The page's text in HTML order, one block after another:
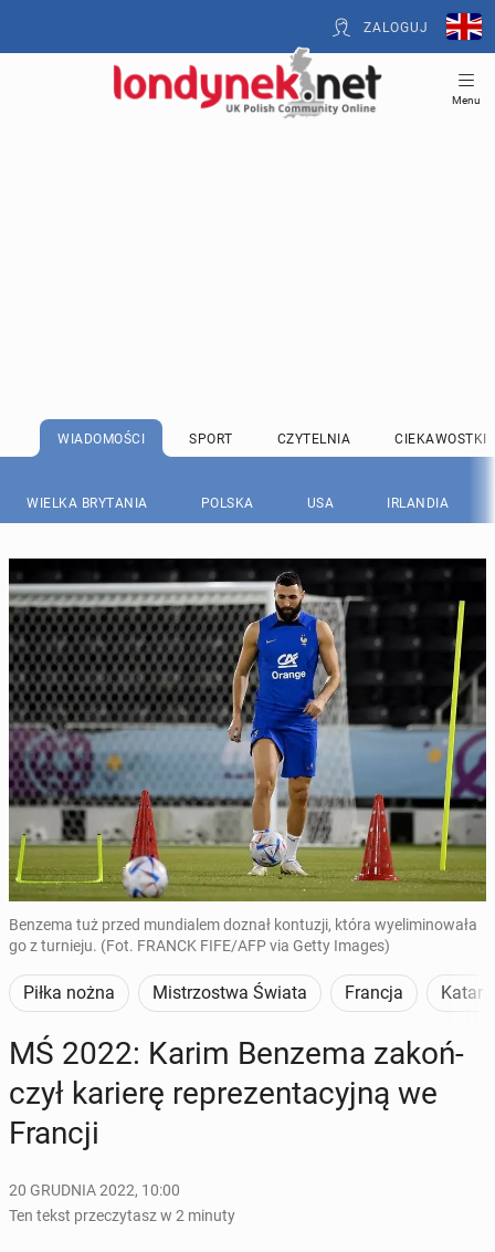
ZALOGUJ
Menu
WIADOMOŚCI SPORT CZYTELNIA CIEKAWOSTKI
WIELKA BRYTANIA POLSKA USA IRLANDIA
Benzema tuż przed mundialem doznał kontuzji, która wyeliminowała
go z turnieju. (Fot. FRANCK FIFE/AFP via Getty Images)
Piłka nożna Mistrzostwa Świata Francja Katar
MŚ 2022: Karim Benzema za­koń­
czył karierę re­pre­zen­ta­cyj­ną we
Francji
20 GRUDNIA 2022, 10:00
Ten tekst przeczytasz w 2 minuty